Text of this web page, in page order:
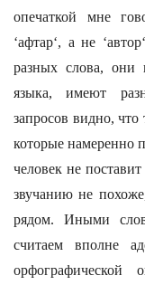
опечаткой мне
‘афтар‘, а не
разных слова, они
языка, имеют
запросов видно,
которые намеренно
человек не
звучанию не
рядом. Иными
считаем вполне
орфографической